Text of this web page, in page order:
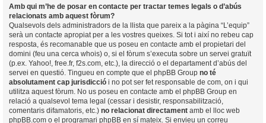
Amb qui m’he de posar en contacte per tractar temes legals o d’abús
relacionats amb aquest fòrum?
Qualsevols dels administradors de la llista que pareix a la pàgina “L’equip”
serà un contacte apropiat per a les vostres queixes. Si tot i així no rebeu cap
resposta, és recomanable que us poseu en contacte amb el propietari del
domini (feu una cerca whois) o, si el fòrum s’executa sobre un servei gratuït
(p.ex. Yahoo!, free.fr, f2s.com, etc.), la direcció o el departament d’abús del
servei en questió. Tingueu en compte que el phpBB Group no té
absolutament cap jurisdicció i no pot ser fet responsable de com, on i qui
utilitza aquest fòrum. No us poseu en contacte amb el phpBB Group en
relació a qualsevol tema legal (cessar i desistir, responsabilització,
comentaris difamatoris, etc.) no relacionat directament amb el lloc web
phpBB.com o el programari phpBB en sí mateix. Si envieu un correu